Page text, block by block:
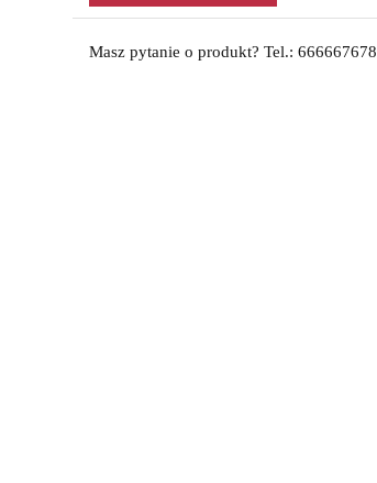
Masz pytanie o produkt? Tel.: 666667678